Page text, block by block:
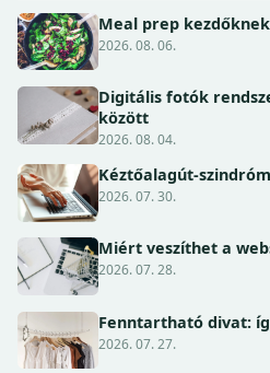
Meal prep
2026. 08. 06.
Digitális fotók
között
2026. 08. 04.
Kéztőalagút-
2026. 07. 30.
Miért veszíthet a
2026. 07. 28.
Fenntartható divat:
2026. 07. 27.